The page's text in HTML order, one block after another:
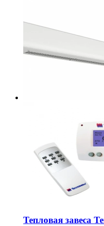
Тепловая завеса